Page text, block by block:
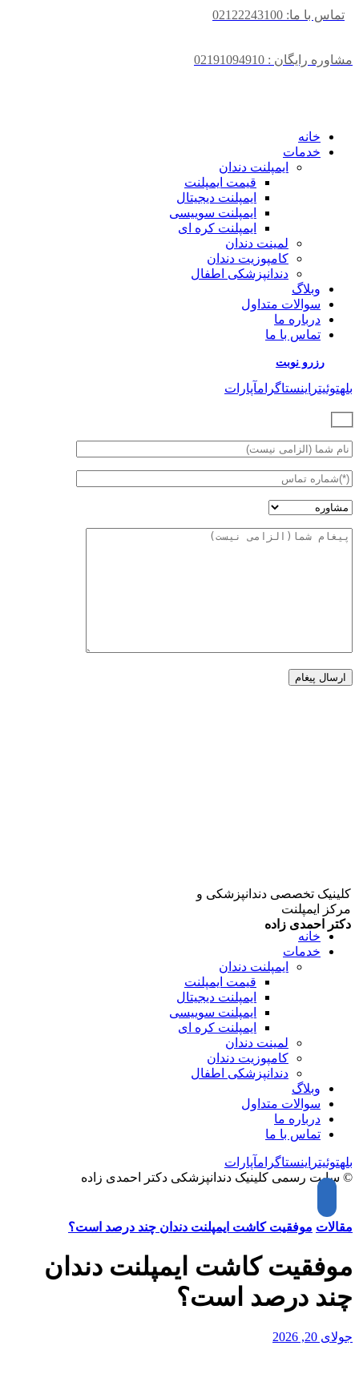
تماس با ما: 02122243100
مشاوره رایگان : 02191094910
خانه
خدمات
ایمپلنت دندان
قیمت ایمپلنت
ایمپلنت دیجیتال
ایمپلنت سوییسی
ایمپلنت کره ای
لمینت دندان
کامپوزیت دندان
دندانپزشکی اطفال
وبلاگ
سوالات متداول
درباره ما
تماس با ما
رزرو نوبت
بلهتوئیتر اینستاگرامآپارات
کلینیک تخصصی دندانپزشکی و
مرکز ایمپلنت
دکتر احمدی زاده
خانه
خدمات
ایمپلنت دندان
قیمت ایمپلنت
ایمپلنت دیجیتال
ایمپلنت سوییسی
ایمپلنت کره ای
لمینت دندان
کامپوزیت دندان
دندانپزشکی اطفال
وبلاگ
سوالات متداول
درباره ما
تماس با ما
بلهتوئیتر اینستاگرامآپارات
© سایت رسمی کلینیک دندانپزشکی دکتر احمدی زاده
مقالات موفقیت کاشت ایمپلنت دندان چند درصد است؟
موفقیت کاشت ایمپلنت دندان
چند درصد است؟
جولای 20, 2026